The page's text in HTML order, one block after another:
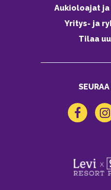
Aukioloajat
Yritys- ja
Tilaa